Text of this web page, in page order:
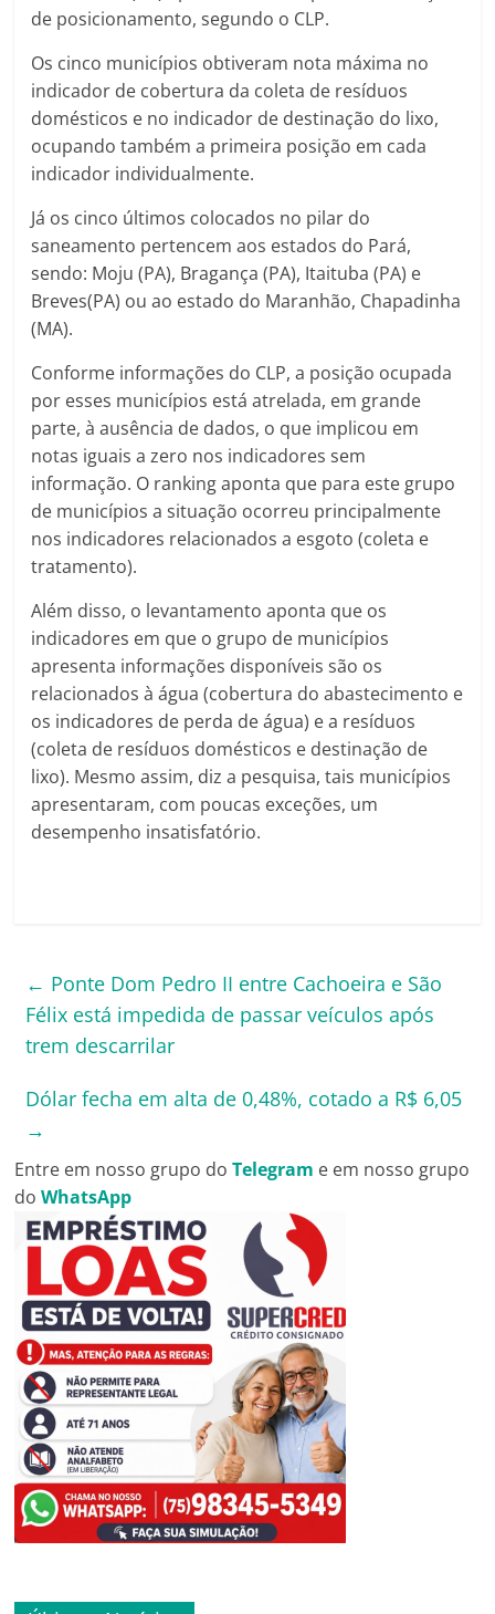
de posicionamento, segundo o CLP.
Os cinco municípios obtiveram nota máxima no
indicador de cobertura da coleta de resíduos
domésticos e no indicador de destinação do lixo,
ocupando também a primeira posição em cada
indicador individualmente.
Já os cinco últimos colocados no pilar do
saneamento pertencem aos estados do Pará,
sendo: Moju (PA), Bragança (PA), Itaituba (PA) e
Breves(PA) ou ao estado do Maranhão, Chapadinha
(MA).
Conforme informações do CLP, a posição ocupada
por esses municípios está atrelada, em grande
parte, à ausência de dados, o que implicou em
notas iguais a zero nos indicadores sem
informação. O ranking aponta que para este grupo
de municípios a situação ocorreu principalmente
nos indicadores relacionados a esgoto (coleta e
tratamento).
Além disso, o levantamento aponta que os
indicadores em que o grupo de municípios
apresenta informações disponíveis são os
relacionados à água (cobertura do abastecimento e
os indicadores de perda de água) e a resíduos
(coleta de resíduos domésticos e destinação de
lixo). Mesmo assim, diz a pesquisa, tais municípios
apresentaram, com poucas exceções, um
desempenho insatisfatório.
← Ponte Dom Pedro II entre Cachoeira e São
Félix está impedida de passar veículos após
trem descarrilar
Dólar fecha em alta de 0,48%, cotado a R$ 6,05
→
Entre em nosso grupo doTelegram e em nosso grupo
doWhatsApp